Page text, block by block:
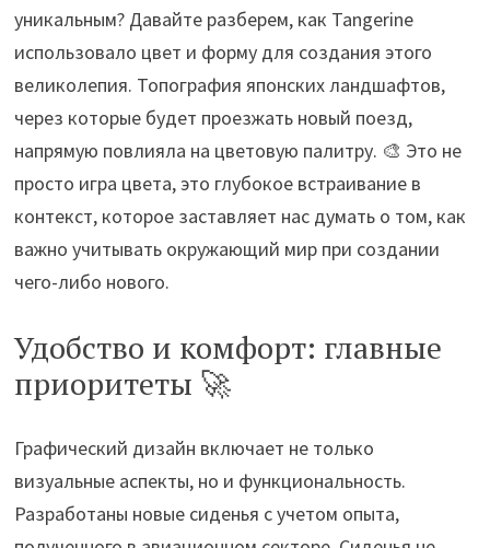
уникальным? Давайте разберем, как Tangerine
использовало цвет и форму для создания этого
великолепия. Топография японских ландшафтов,
через которые будет проезжать новый поезд,
напрямую повлияла на цветовую палитру. 🎨 Это не
просто игра цвета, это глубокое встраивание в
контекст, которое заставляет нас думать о том, как
важно учитывать окружающий мир при создании
чего-либо нового.
Удобство и комфорт: главные
приоритеты 🚀
Графический дизайн включает не только
визуальные аспекты, но и функциональность.
Разработаны новые сиденья с учетом опыта,